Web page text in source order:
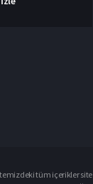
tüm içerikler site